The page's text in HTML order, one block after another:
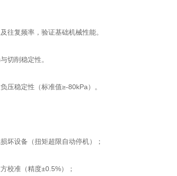
往复频率，验证基础机械性能‌。
切削稳定性‌。
压稳定性（标准值≥-80kPa）‌。
坏设备（扭矩超限自动停机）‌；
校准（精度±0.5%）‌；